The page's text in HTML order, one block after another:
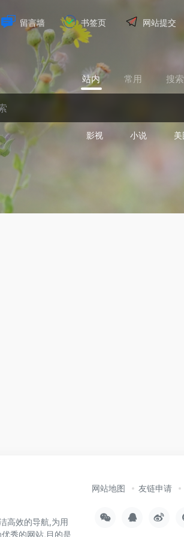
留言墙 书签页 网站提交
站内 常用 搜索
影视 小说 美
高效的导航,为用
秀的网站,目的是
网站地图 友链申请